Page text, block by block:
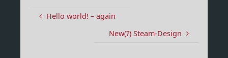
Hello world! – again
New(?) Steam-Design